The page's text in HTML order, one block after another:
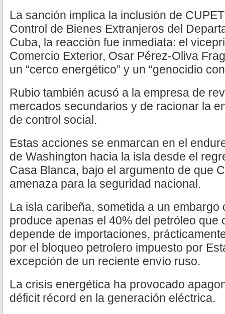
La sanción implica la inclusión de
Control de Bienes Extranjeros del
Cuba, la reacción fue inmediata: el
Comercio Exterior, Osar Pérez-Oliva
un “cerco energético” y un “genocidio
Rubio también acusó a la empresa de
mercados secundarios y de racionar la
de control social.
Estas acciones se enmarcan en el
de Washington hacia la isla desde el
Casa Blanca, bajo el argumento de que
amenaza para la seguridad nacional.
La isla caribeña, sometida a un
produce apenas el 40% del petróleo que
depende de importaciones,
por el bloqueo petrolero impuesto por
excepción de un reciente envío ruso.
La crisis energética ha provocado
déficit récord en la generación eléctrica.